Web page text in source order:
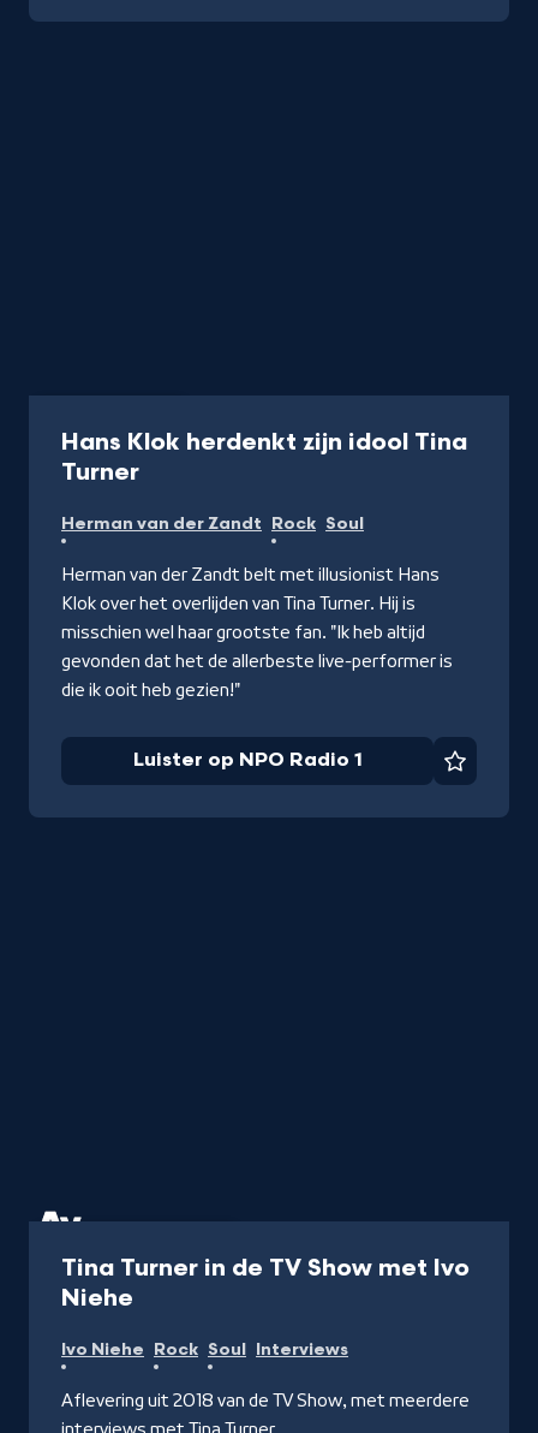
Hans Klok herdenkt zijn idool Tina
Turner-
op
NPO
Radio
Herman van der Zandt Rock Soul
Herman van der Zandt belt met illusionist Hans
Klok over het overlijden van Tina Turner. Hij is
misschien wel haar grootste fan. "Ik heb altijd
gevonden dat het de allerbeste live-performer is
die ik ooit heb gezien!"
Luister op NPO Radio 1
Tina Turner in de TV Show met Ivo
Niehe
op
NPO
Start
Ivo Niehe Rock Soul Interviews
Aflevering uit 2018 van de TV Show, met meerdere
interviews met Tina Turner.